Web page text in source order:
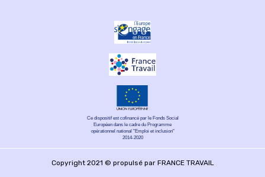
Ce dispositif est cofinancé par le Fonds Social
Européen dans le cadre du Programme
opérationnel national "Emploi et inclusion"
2014-2020
Copyright 2021 © propulsé par FRANCE TRAVAIL